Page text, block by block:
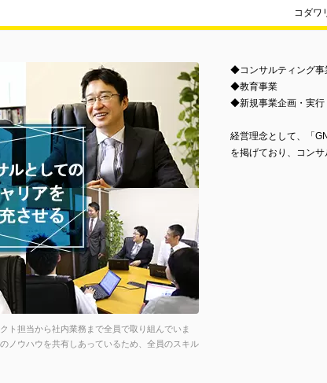
コダワ
ト担当から社内業務まで全員で取り組んでいま
ノウハウを共有しあっているため、全員のスキル
◆コンサルティング事
◆教育事業
◆新規事業企画・実行
経営理念として、「
を掲げており、コン